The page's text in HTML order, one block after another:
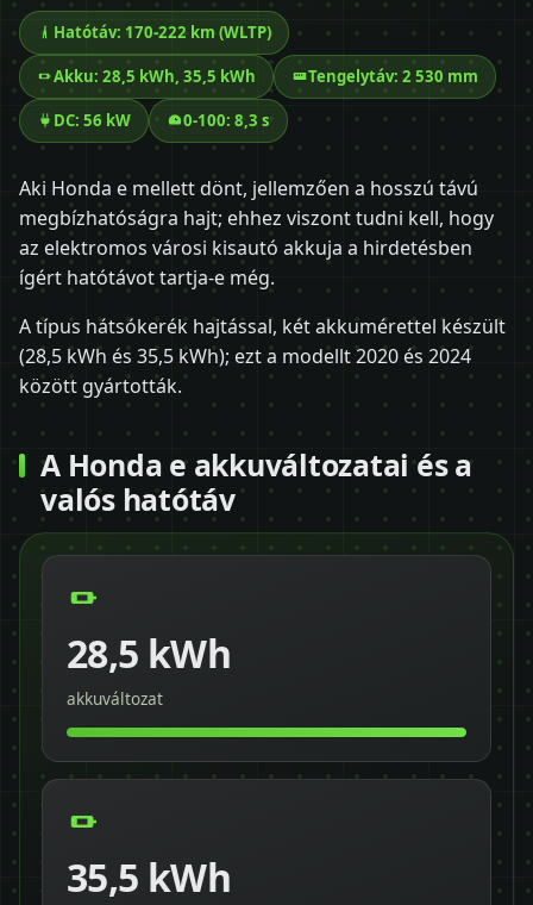
Hatótáv: 170-222 km (WLTP)
Akku: 28,5 kWh, 35,5 kWh Tengelytáv: 2 530 mm
DC: 56 kW 0-100: 8,3 s
Aki Honda e mellett dönt, jellemzően a hosszú távú
megbízhatóságra hajt; ehhez viszont tudni kell, hogy
az elektromos városi kisautó akkuja a hirdetésben
ígért hatótávot tartja-e még.
A típus hátsókerék hajtással, két akkumérettel készült
(28,5 kWh és 35,5 kWh); ezt a modellt 2020 és 2024
között gyártották.
A Honda e akkuváltozatai és a
valós hatótáv
28,5 kWh
akkuváltozat
35,5 kWh